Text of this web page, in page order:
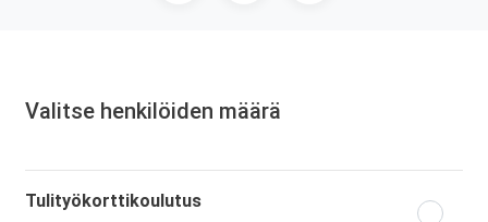
Valitse henkilöiden määrä
Tulityökorttikoulutus